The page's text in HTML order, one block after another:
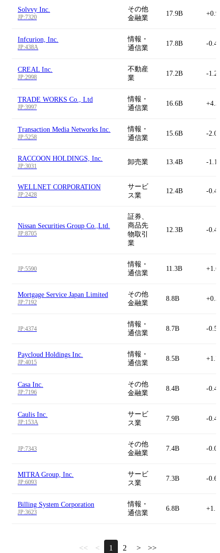
Solvvy Inc.
JP:7320
その他
金融業
17.9B
Infcurion, Inc.
JP:438A
情報・
通信業
17.8B -
CREAL Inc.
JP:2998
不動産
業
17.2B -
TRADE WORKS Co., Ltd
JP:3997
情報・
通信業
16.6B
Transaction Media Networks Inc.
JP:5258
情報・
通信業
15.6B -
RACCOON HOLDINGS, Inc.
JP:3031
卸売業 13.4B -
WELLNET CORPORATION
JP:2428
サービ
ス業
12.4B -
Nissan Securities Group Co.,Ltd.
JP:8705
証券、
商品先
物取引
業
12.3B -
JP:5590
情報・
通信業
11.3B
Mortgage Service Japan Limited
JP:7192
その他
金融業
8.8B
JP:4374
情報・
通信業
8.7B -
Paycloud Holdings Inc.
JP:4015
情報・
通信業
8.5B
Casa Inc.
JP:7196
その他
金融業
8.4B -
Caulis Inc.
JP:153A
サービ
ス業
7.9B -
JP:7343
その他
金融業
7.4B -
MITRA Group, Inc.
JP:6093
サービ
ス業
7.3B -
Billing System Corporation
JP:3623
情報・
通信業
6.8B
<< < 1 2 > >>